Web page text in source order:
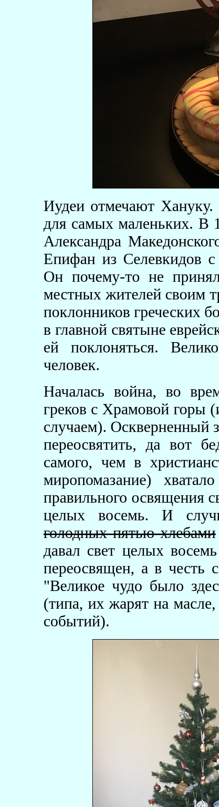
Иудеи отмечают
для самых маленьких. В
Александра
Епифан из Селевкидов
Он почему-то не
местных жителей своим
поклонников греческих
в главной святыне
ей поклоняться.
человек.
Началась война, во
греков с Храмовой горы
случаем). Оскверненный
переосвятить, да вот
самого, чем в
миропомазание)
правильного освящения
целых восемь. И
голодных пятью хлебами
давал свет целых
переосвящен, а в честь
"Великое чудо было
(типа, их жарят на
событий).